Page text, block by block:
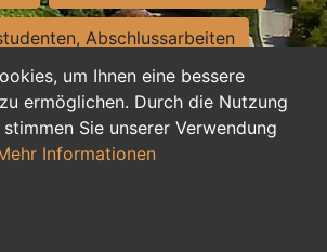
um Ihnen eine bessere
ermöglichen. Durch die Nutzung
Sie unserer Verwendung
Informationen
Abschlussarbeiten
Assistenz, Sekretariat
und Nebenjobs
duale Ausbildung